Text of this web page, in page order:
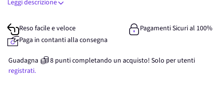
Leggi descrizione
Reso facile e veloce
Pagamenti Sicuri al 100%
Paga in contanti alla consegna
Guadagna 8 punticompletando un acquisto! Solo per utenti
registrati.